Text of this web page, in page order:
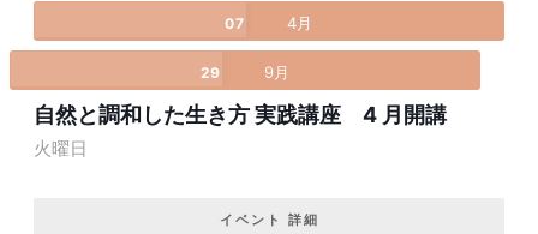
07 4月
29 9月
自然と調和した生き方 実践講座 4 月開講
火曜日
イベント 詳細